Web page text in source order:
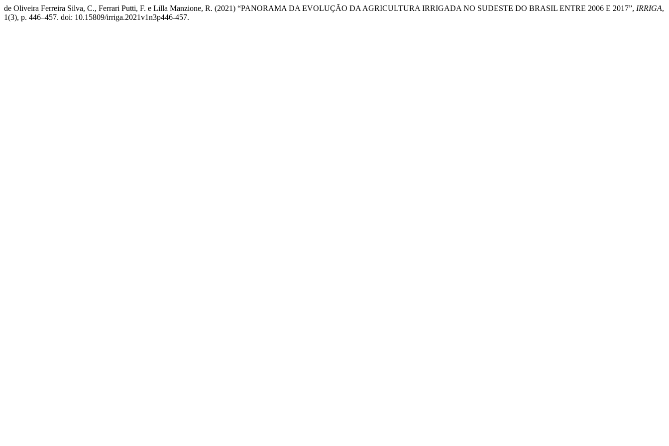
de Oliveira Ferreira Silva, C., Ferrari Putti, F. e Lilla Manzione, R. (2021) “PANORAMA DA EVOLUÇÃO DA AGRICULTURA IRRIGADA NO SUDESTE DO BRASIL ENTRE 2006 E 2017”, IRRIGA,
1(3), p. 446–457. doi: 10.15809/irriga.2021v1n3p446-457.